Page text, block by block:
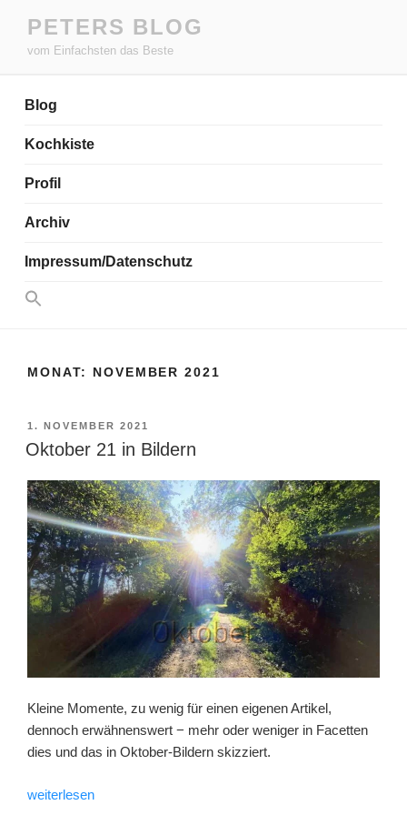
Inhalt
springen
PETERS BLOG
vom Einfachsten das Beste
Blog
Kochkiste
Profil
Archiv
Impressum/Datenschutz
Search
for:
MONAT: NOVEMBER 2021
VERÖFFENTLICHT
AM
1. NOVEMBER 2021
Oktober 21 in Bildern
Kleine Momente, zu wenig für einen eigenen Artikel,
dennoch erwähnenswert − mehr oder weniger in Facetten
dies und das in Oktober-Bildern skizziert.
„Oktober
weiterlesen